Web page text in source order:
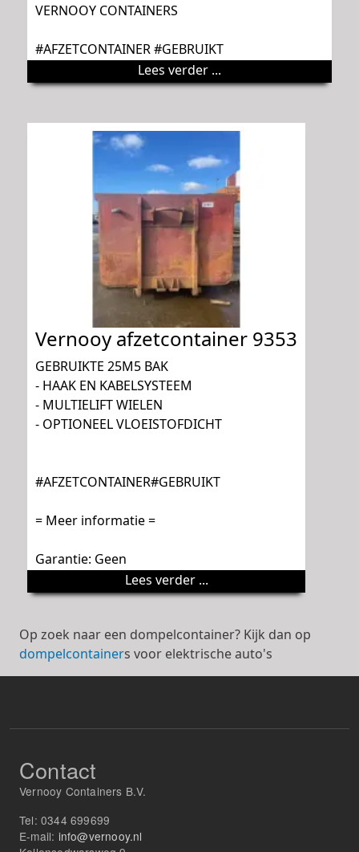
VERNOOY CONTAINERS
#AFZETCONTAINER #GEBRUIKT
Lees verder ...
Vernooy afzetcontainer 9353
GEBRUIKTE 25M5 BAK
- HAAK EN KABELSYSTEEM
- MULTIELIFT WIELEN
- OPTIONEEL VLOEISTOFDICHT
#AFZETCONTAINER#GEBRUIKT
= Meer informatie =
Garantie: Geen
Lees verder ...
Op zoek naar een dompelcontainer? Kijk dan op
dompelcontainers voor elektrische auto's
Contact
Vernooy Containers B.V.
Tel: 0344 699699
E-mail: info@vernooy.nl